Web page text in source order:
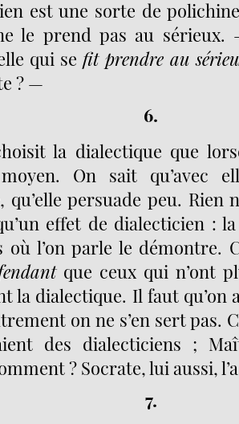
est une sorte de
le prend pas au sérieux.
qui sefit prendre au
? —
6.
la dialectique que
moyen. On sait qu’avec
qu’elle persuade peu. Rien
effet de dialecticien :
où l’on parle le démontre.
que ceux qui n’ont
la dialectique. Il faut qu’on
on ne s’en sert pas.
des dialecticiens ;
? Socrate, lui aussi,
7.